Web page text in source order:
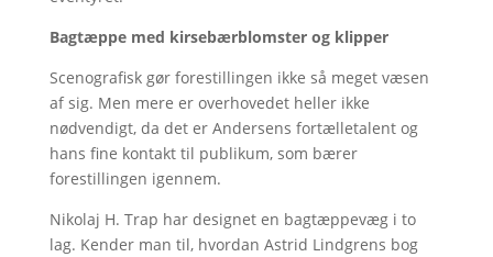
Bagtæppe med kirsebærblomster og klipper
Scenografisk gør forestillingen ikke så meget væsen
af sig. Men mere er overhovedet heller ikke
nødvendigt, da det er Andersens fortælletalent og
hans fine kontakt til publikum, som bærer
forestillingen igennem.
Nikolaj H. Trap har designet en bagtæppevæg i to
lag. Kender man til, hvordan Astrid Lindgrens bog